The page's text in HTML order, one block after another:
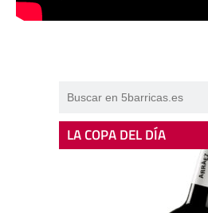
LA COPA DEL DÍA